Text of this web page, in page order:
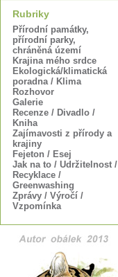
Rubriky
Přírodní památky,
přírodní parky,
chráněná území
Krajina mého srdce
Ekologická/klimatická
poradna / Klima
Rozhovor
Galerie
Recenze / Divadlo /
Kniha
Zajímavosti z přírody a
krajiny
Fejeton / Esej
Jak na to / Udržitelnost /
Recyklace /
Greenwashing
Zprávy / Výročí /
Vzpomínka